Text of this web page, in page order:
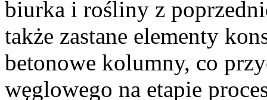
biurka i rośliny z
także zastane elementy
betonowe kolumny, co
węglowego na etapie